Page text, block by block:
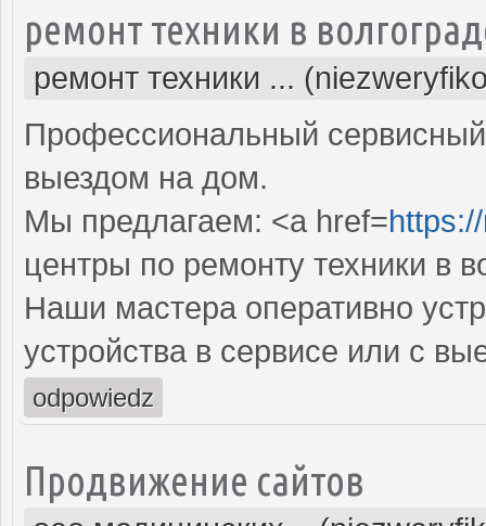
ремонт техники в
ремонт техники ...
Профессиональный
выездом на дом.
Мы предлагаем: <a href=
центры по ремонту техники в
Наши мастера оперативно
устройства в сервисе или с
odpowiedz
Продвижение сайтов